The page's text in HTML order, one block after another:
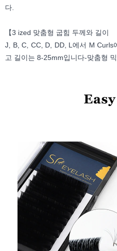
다.
【3 ized 맞춤형 굽힘 두께와 길이
J, B, C, CC, D, DD, L에서 M Curls
고 길이는 8-25mm입니다-맞춤형